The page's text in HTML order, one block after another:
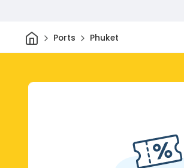
Maison
Ports Phuket